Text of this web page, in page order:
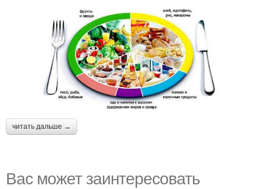
читать дальше →
Вас может заинтересовать